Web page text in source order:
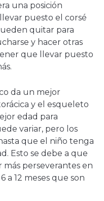
una posición
puesto el corsé
quitar para
y hacer otras
que llevar puesto
da un mejor
y el esqueleto
edad para
variar, pero los
que el niño tenga
Esto se debe a que
más perseverantes en
a 12 meses que son